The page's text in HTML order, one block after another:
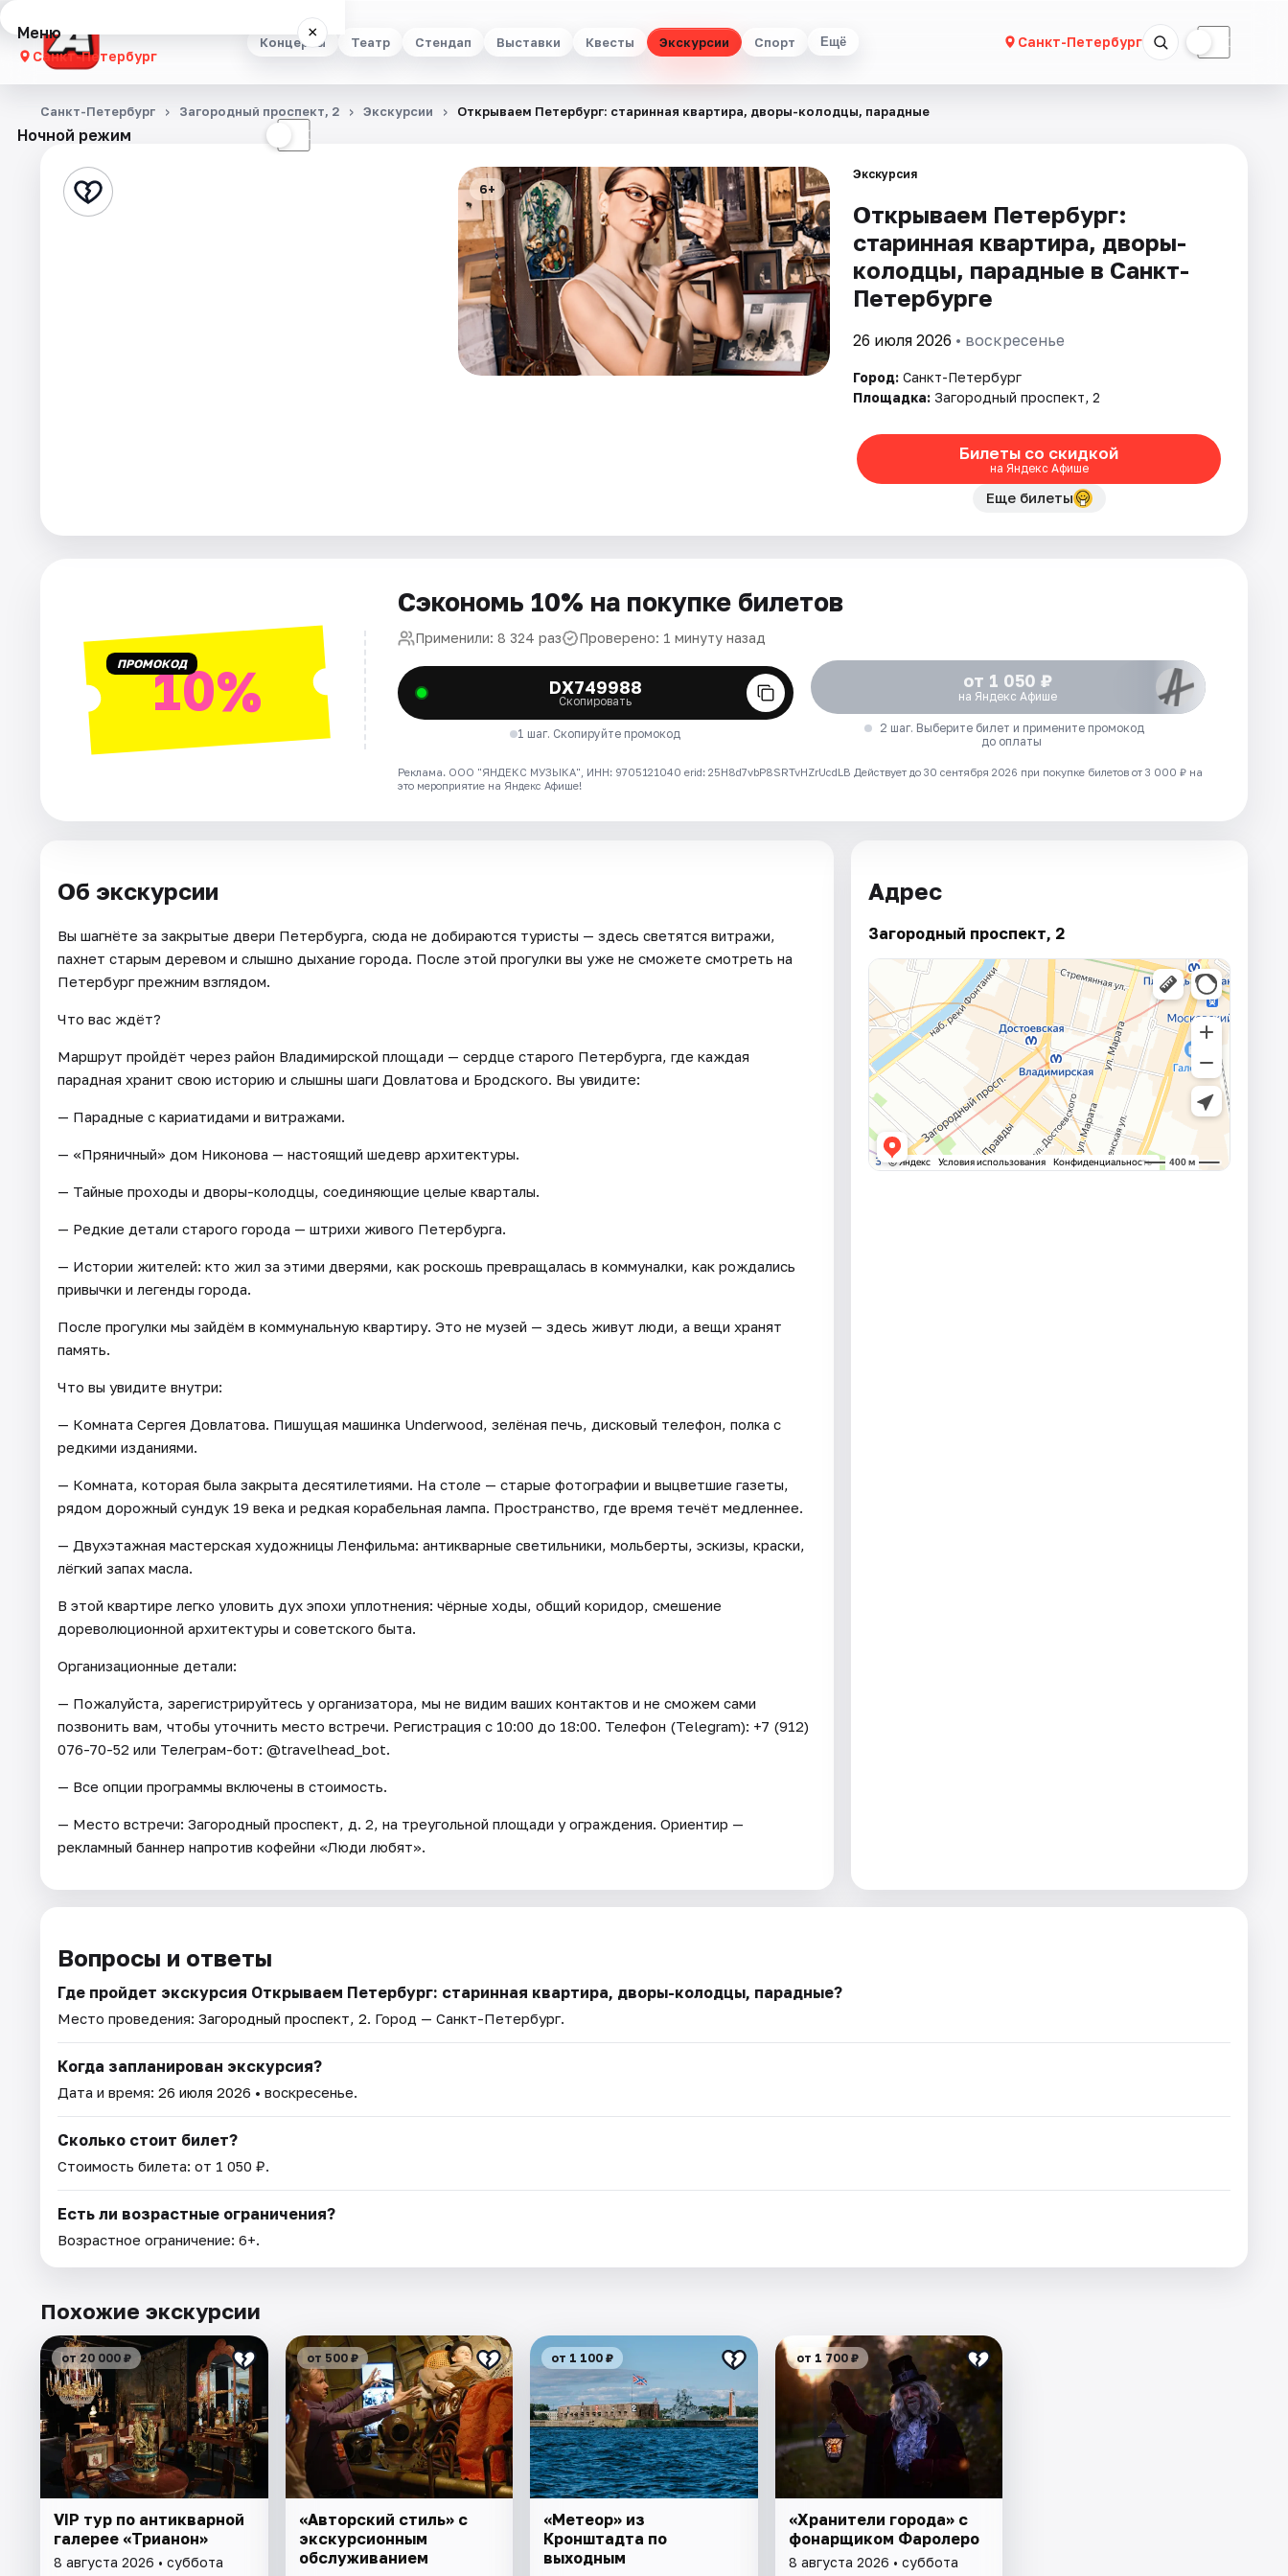
Концерты Театр Стендап Выставки Квесты Экскурсии Спорт Ещё Санкт-Петербург ☾
Меню ×
Санкт-Петербург
Концерты
Стендап
Ночной режим ☾
Санкт-Петербург Загородный проспект, 2 Экскурсии Открываем Петербург: старинная квартира, дворы-колодцы, парадные
6+
Экскурсия
Открываем Петербург:
старинная квартира, дворы-
колодцы, парадные в Санкт-
Петербурге
26 июля 2026 • воскресенье
Город: Санкт-Петербург
Площадка: Загородный проспект, 2
Билеты со скидкой
на Яндекс Афише
Еще билеты
ПРОМОКОД10%
Сэкономь 10% на покупке билетов
Применили: 8 324 раз Проверено: 1 минуту назад
DX749988
Скопировать
1 шаг. Скопируйте промокод
от 1 050 ₽
на Яндекс Афише
2 шаг. Выберите билет и примените промокод
до оплаты
Реклама. ООО "ЯНДЕКС МУЗЫКА", ИНН: 9705121040 erid: 25H8d7vbP8SRTvHZrUcdLB Действует до 30 сентября 2026 при покупке билетов от 3 000 ₽ на
это мероприятие на Яндекс Афише!
Об экскурсии
Вы шагнёте за закрытые двери Петербурга, сюда не добираются туристы — здесь светятся витражи,
пахнет старым деревом и слышно дыхание города. После этой прогулки вы уже не сможете смотреть на
Петербург прежним взглядом.
Что вас ждёт?
Маршрут пройдёт через район Владимирской площади — сердце старого Петербурга, где каждая
парадная хранит свою историю и слышны шаги Довлатова и Бродского. Вы увидите:
— Парадные с кариатидами и витражами.
— «Пряничный» дом Никонова — настоящий шедевр архитектуры.
— Тайные проходы и дворы-колодцы, соединяющие целые кварталы.
— Редкие детали старого города — штрихи живого Петербурга.
— Истории жителей: кто жил за этими дверями, как роскошь превращалась в коммуналки, как рождались
привычки и легенды города.
После прогулки мы зайдём в коммунальную квартиру. Это не музей — здесь живут люди, а вещи хранят
память.
Что вы увидите внутри:
— Комната Сергея Довлатова. Пишущая машинка Underwood, зелёная печь, дисковый телефон, полка с
редкими изданиями.
— Комната, которая была закрыта десятилетиями. На столе — старые фотографии и выцветшие газеты,
рядом дорожный сундук 19 века и редкая корабельная лампа. Пространство, где время течёт медленнее.
— Двухэтажная мастерская художницы Ленфильма: антикварные светильники, мольберты, эскизы, краски,
лёгкий запах масла.
В этой квартире легко уловить дух эпохи уплотнения: чёрные ходы, общий коридор, смешение
дореволюционной архитектуры и советского быта.
Организационные детали:
— Пожалуйста, зарегистрируйтесь у организатора, мы не видим ваших контактов и не сможем сами
позвонить вам, чтобы уточнить место встречи. Регистрация c 10:00 до 18:00. Телефон (Telegram): +7 (912)
076-70-52 или Телеграм-бот: @travelhead_bot.
— Все опции программы включены в стоимость.
— Место встречи: Загородный проспект, д. 2, на треугольной площади у ограждения. Ориентир —
рекламный баннер напротив кофейни «Люди любят».
Адрес
Загородный проспект, 2
Вопросы и ответы
Где пройдет экскурсия Открываем Петербург: старинная квартира, дворы-колодцы, парадные?
Место проведения: Загородный проспект, 2. Город — Санкт-Петербург.
Когда запланирован экскурсия?
Дата и время: 26 июля 2026 • воскресенье.
Сколько стоит билет?
Стоимость билета: от 1 050 ₽.
Есть ли возрастные ограничения?
Возрастное ограничение: 6+.
Похожие экскурсии
от 20 000 ₽
VIP тур по антикварной
галерее «Трианон»
8 августа 2026 • суббота
от 500 ₽
«Авторский стиль» с
экскурсионным
обслуживанием
от 1 100 ₽
«Метеор» из
Кронштадта по
выходным
от 1 700 ₽
«Хранители города» с
фонарщиком Фаролеро
8 августа 2026 • суббота